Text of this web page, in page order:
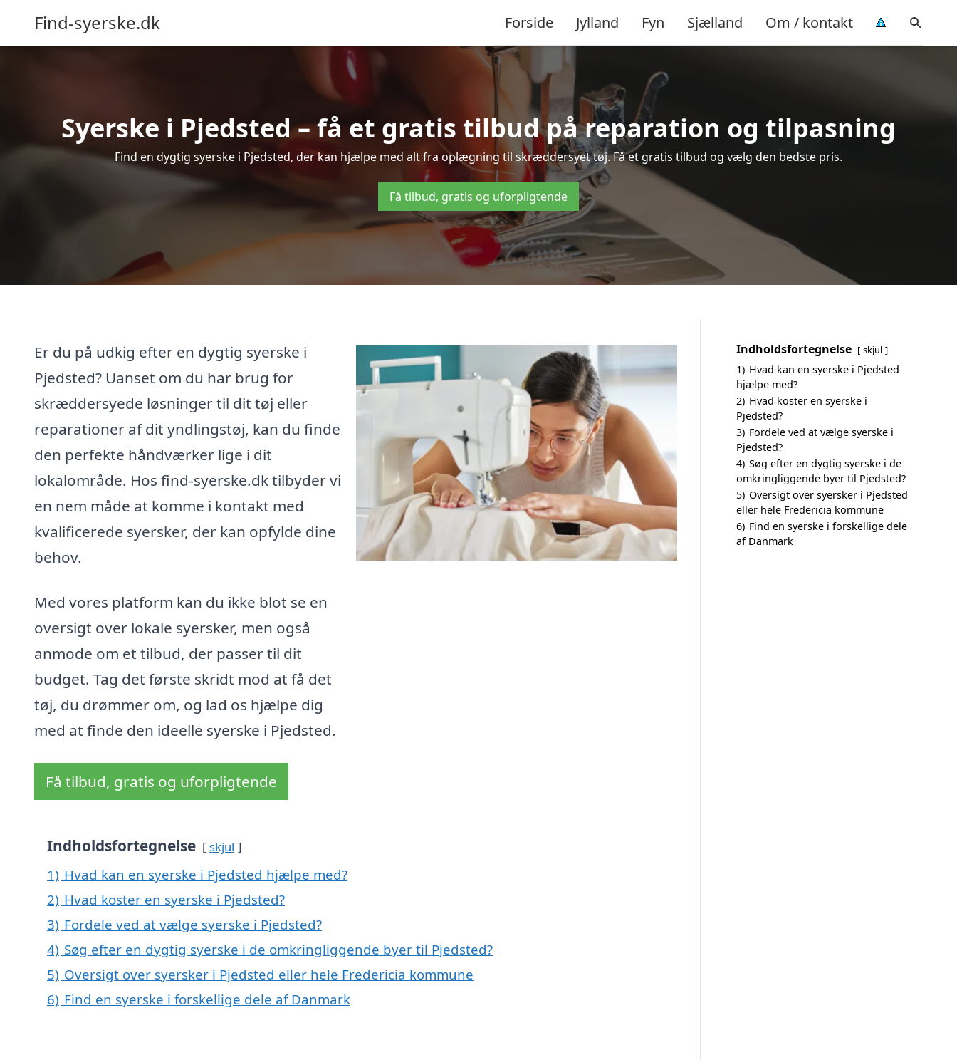
Find-syerske.dk Forside Jylland Fyn Sjælland Om / kontakt
Syerske i Pjedsted – få et gratis tilbud på reparation og tilpasning
Find en dygtig syerske i Pjedsted, der kan hjælpe med alt fra oplægning til skræddersyet tøj. Få et gratis tilbud og vælg den bedste pris.
Få tilbud, gratis og uforpligtende
Er du på udkig efter en dygtig syerske i
Pjedsted? Uanset om du har brug for
skræddersyede løsninger til dit tøj eller
reparationer af dit yndlingstøj, kan du finde
den perfekte håndværker lige i dit
lokalområde. Hos find-syerske.dk tilbyder vi
en nem måde at komme i kontakt med
kvalificerede syersker, der kan opfylde dine
behov.
Med vores platform kan du ikke blot se en
oversigt over lokale syersker, men også
anmode om et tilbud, der passer til dit
budget. Tag det første skridt mod at få det
tøj, du drømmer om, og lad os hjælpe dig
med at finde den ideelle syerske i Pjedsted.
Få tilbud, gratis og uforpligtende
Indholdsfortegnelse skjul
1) Hvad kan en syerske i Pjedsted hjælpe med?
2) Hvad koster en syerske i Pjedsted?
3) Fordele ved at vælge syerske i Pjedsted?
4) Søg efter en dygtig syerske i de omkringliggende byer til Pjedsted?
5) Oversigt over syersker i Pjedsted eller hele Fredericia kommune
6) Find en syerske i forskellige dele af Danmark
Indholdsfortegnelse skjul
1) Hvad kan en syerske i Pjedsted
hjælpe med?
2) Hvad koster en syerske i
Pjedsted?
3) Fordele ved at vælge syerske i
Pjedsted?
4) Søg efter en dygtig syerske i de
omkringliggende byer til Pjedsted?
5) Oversigt over syersker i Pjedsted
eller hele Fredericia kommune
6) Find en syerske i forskellige dele
af Danmark